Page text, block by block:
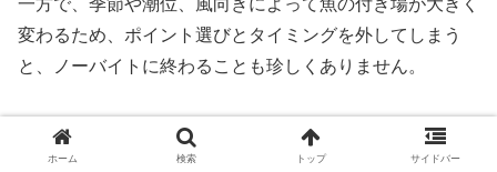
一方で、季節や潮位、風向きによって魚の付き場が大きく
変わるため、ポイント選びとタイミングを外してしまう
と、ノーバイトに終わることも珍しくありません。
本記事では、涸沼の地形と代表的なポイント、季節ごとの
回遊傾向、河川部や本湖の攻略法、タックル・ルアーセレ
ホーム 検索 トップ サイドバー